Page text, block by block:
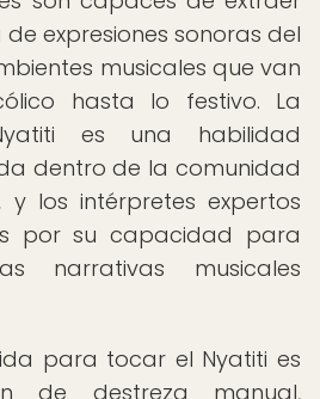
expresiones sonoras del
musicales que van
hasta lo festivo. La
es una habilidad
dentro de la comunidad
y los intérpretes expertos
por su capacidad para
musicales
para tocar el Nyatiti es
de destreza manual,